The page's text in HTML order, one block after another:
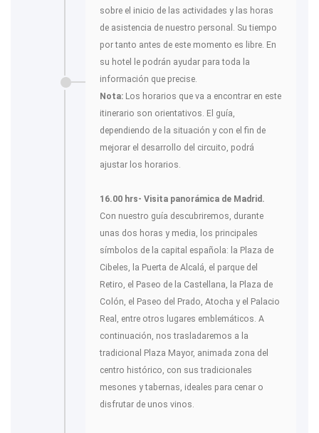
sobre el inicio de las actividades y las horas
de asistencia de nuestro personal. Su tiempo
por tanto antes de este momento es libre. En
su hotel le podrán ayudar para toda la
información que precise.
Nota: Los horarios que va a encontrar en este
itinerario son orientativos. El guía,
dependiendo de la situación y con el fin de
mejorar el desarrollo del circuito, podrá
ajustar los horarios.
16.00 hrs- Visita panorámica de Madrid.
Con nuestro guía descubriremos, durante
unas dos horas y media, los principales
símbolos de la capital española: la Plaza de
Cibeles, la Puerta de Alcalá, el parque del
Retiro, el Paseo de la Castellana, la Plaza de
Colón, el Paseo del Prado, Atocha y el Palacio
Real, entre otros lugares emblemáticos. A
continuación, nos trasladaremos a la
tradicional Plaza Mayor, animada zona del
centro histórico, con sus tradicionales
mesones y tabernas, ideales para cenar o
disfrutar de unos vinos.